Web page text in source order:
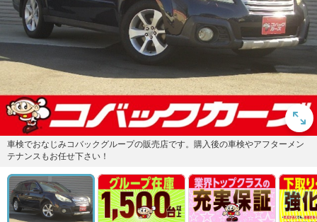
車検でおなじみコバックグループの販売店です。購入後の車検やアフターメン
テナンスもお任せ下さい！